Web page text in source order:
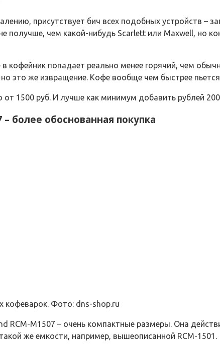
присутствует бич всех подобных устройств –
получше, чем какой-нибудь Scarlett или Maxwell, но
кофейник попадает реально менее горячий, чем
это же извращение. Кофе вообще чем быстрее
от 1500 руб. И лучше как минимум добавить рублей
– более обоснованная покупка
кофеварок. Фото: dns-shop.ru
RCM-M1507 – очень компактные размеры. Она
же емкости, например, вышеописанной RCM-1501.